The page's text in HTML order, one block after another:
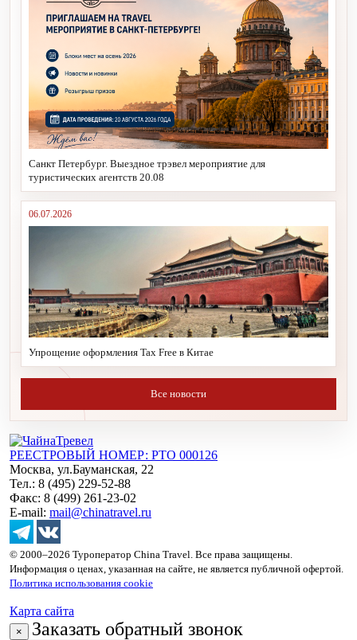
Санкт Петербург. Выездное трэвел мероприятие для
туристических агентств 20.08
06.07.2026
Упрощение оформления Tax Free в Китае
Все новости
РЕЕСТРОВЫЙ НОМЕР: РТО 000126
Москва, ул.Бауманская, 22
Тел.: 8 (495) 229-52-88
Факс: 8 (499) 261-23-02
E-mail: mail@chinatravel.ru
© 2000–2026 Туроператор China Travel. Все права защищены.
Информация о ценах, указанная на сайте, не является публичной офертой.
Политика использования cookie
Карта сайта
× Заказать обратный звонок